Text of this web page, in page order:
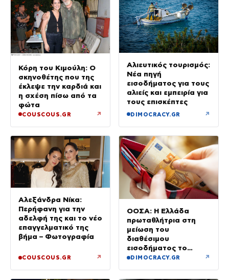
Κόρη του Κιμούλη: Ο
σκηνοθέτης που της
έκλεψε την καρδιά και
η σχέση πίσω από τα
φώτα
COUSCOUS.GR ↗
Αλιευτικός τουρισμός:
Νέα πηγή
εισοδήματος για τους
αλιείς και εμπειρία για
τους επισκέπτες
DIMOCRACY.GR ↗
Αλεξάνδρα Νίκα:
Περήφανη για την
αδελφή της και το νέο
επαγγελματικό της
βήμα – Φωτογραφία
COUSCOUS.GR ↗
ΟΟΣΑ: Η Ελλάδα
πρωταθλήτρια στη
μείωση του
διαθέσιμου
εισοδήματος το
πρώτο τρίμηνο του
DIMOCRACY.GR ↗